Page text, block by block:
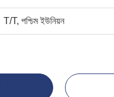
T/T, পশ্চিম ইউনিয়ন